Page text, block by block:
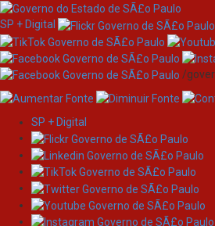
Skip
navigation
SP + Digital
/
SP + Digital
Search